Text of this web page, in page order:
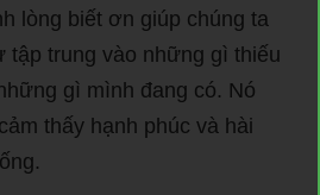
lòng biết ơn giúp chúng ta
tập trung vào những gì thiếu
gì mình đang có. Nó
thấy hạnh phúc và hài